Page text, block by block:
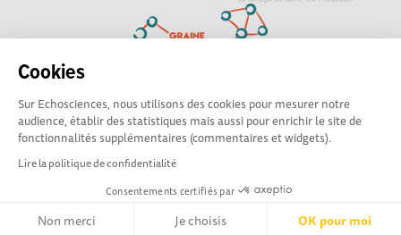
Cookies
Sur Echosciences, nous utilisons des cookies pour mesurer notre
audience, établir des statistiques mais aussi pour enrichir le site de
fonctionnalités supplémentaires (commentaires et widgets).
Lire la politique de confidentialité
Consentements certifiés par
Non merci Je choisis OK pour moi
Explorer, s’exprimer, rentrer en contact : Echosciences
Hauts-de-France est le réseau social des amateurs de
sciences et de technologies du territoire
Mentions légales|Politique de confidentialité
Ligne éditoriale